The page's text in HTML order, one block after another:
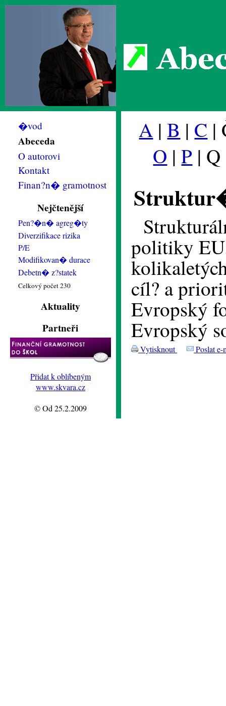
�vod
Abeceda
O autorovi
Kontakt
Finan?n� gramotnost
Nejčtenější
Pen?�n� agreg�ty
Diverzifikace rizika
P/E
Modifikovan� durace
Debetn� z?statek
Celkový počet 230
Aktuality
Partneři
Přidat k oblíbeným
www.skvara.cz
© Od 25.2.2009
A |B | C |
O |P |
politiky
cíl? a
Evropský
Evropský
Vytisknout Poslat e-